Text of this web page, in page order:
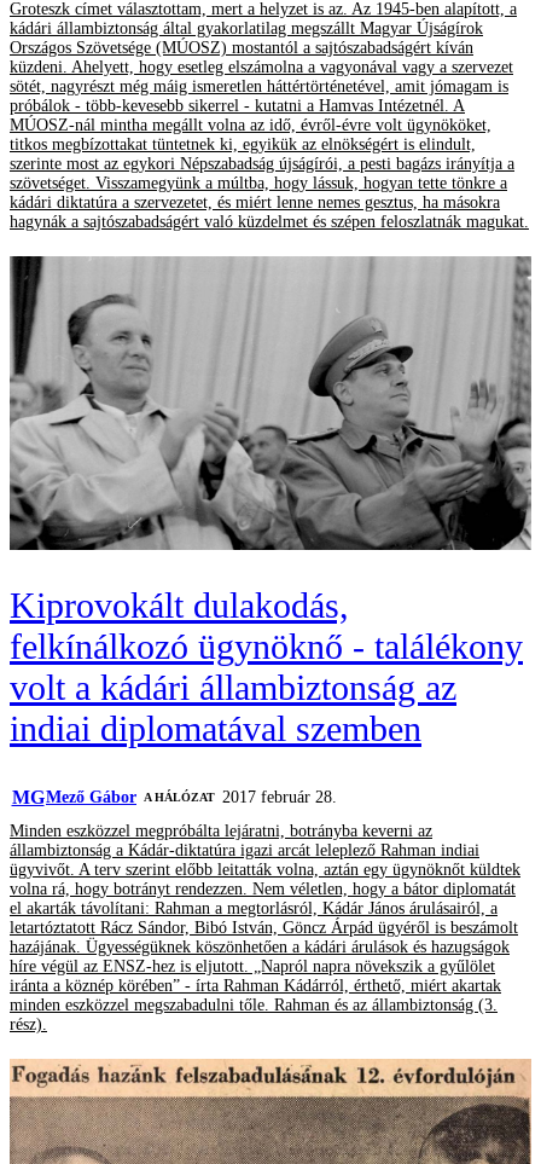
Groteszk címet választottam, mert a helyzet is az. Az 1945-ben alapított, a
kádári állambiztonság által gyakorlatilag megszállt Magyar Újságírok
Országos Szövetsége (MÚOSZ) mostantól a sajtószabadságért kíván
küzdeni. Ahelyett, hogy esetleg elszámolna a vagyonával vagy a szervezet
sötét, nagyrészt még máig ismeretlen háttértörténetével, amit jómagam is
próbálok - több-kevesebb sikerrel - kutatni a Hamvas Intézetnél. A
MÚOSZ-nál mintha megállt volna az idő, évről-évre volt ügynököket,
titkos megbízottakat tüntetnek ki, egyikük az elnökségért is elindult,
szerinte most az egykori Népszabadság újságírói, a pesti bagázs irányítja a
szövetséget. Visszamegyünk a múltba, hogy lássuk, hogyan tette tönkre a
kádári diktatúra a szervezetet, és miért lenne nemes gesztus, ha másokra
hagynák a sajtószabadságért való küzdelmet és szépen feloszlatnák magukat.
Kiprovokált dulakodás,
felkínálkozó ügynöknő - találékony
volt a kádári állambiztonság az
indiai diplomatával szemben
MGMező Gábor A HÁLÓZAT
2017 február 28.
Minden eszközzel megpróbálta lejáratni, botrányba keverni az
állambiztonság a Kádár-diktatúra igazi arcát leleplező Rahman indiai
ügyvivőt. A terv szerint előbb leitatták volna, aztán egy ügynöknőt küldtek
volna rá, hogy botrányt rendezzen. Nem véletlen, hogy a bátor diplomatát
el akarták távolítani: Rahman a megtorlásról, Kádár János árulásairól, a
letartóztatott Rácz Sándor, Bibó István, Göncz Árpád ügyéről is beszámolt
hazájának. Ügyességüknek köszönhetően a kádári árulások és hazugságok
híre végül az ENSZ-hez is eljutott. „Napról napra növekszik a gyűlölet
iránta a köznép körében” - írta Rahman Kádárról, érthető, miért akartak
minden eszközzel megszabadulni tőle. Rahman és az állambiztonság (3.
rész).